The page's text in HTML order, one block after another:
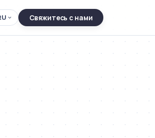
Свяжитесь с нами